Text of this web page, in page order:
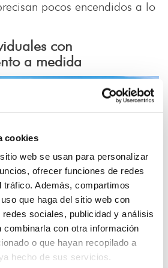
cookies
web se usan para personalizar
ofrecer funciones de redes
Además, compartimos
que haga del sitio web con
sociales, publicidad y análisis
combinarla con otra información
o que hayan recopilado a
hecho de sus servicios.
pocos encendidos a lo
con
a medida
pese a resolver parte
de los all-in-one, pueden no
permanente (sin sensor
las noches del año.